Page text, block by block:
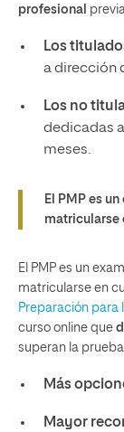
profesional
Los
a dirección
Los no
dedicadas
meses.
El PMP es
matricularse
El PMP es un
matricularse en
Preparación para
curso online que
superan la
Más
Mayor